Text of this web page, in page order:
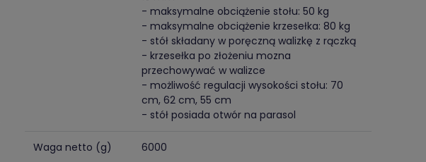
- maksymalne obciążenie stołu: 50 kg
- maksymalne obciążenie krzesełka: 80 kg
- stół składany w poręczną walizkę z rączką
- krzesełka po złożeniu mozna
przechowywać w walizce
- możliwość regulacji wysokości stołu: 70
cm, 62 cm, 55 cm
- stół posiada otwór na parasol
Waga netto (g) 6000